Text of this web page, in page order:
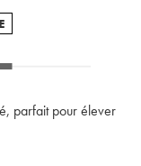
parfait pour élever